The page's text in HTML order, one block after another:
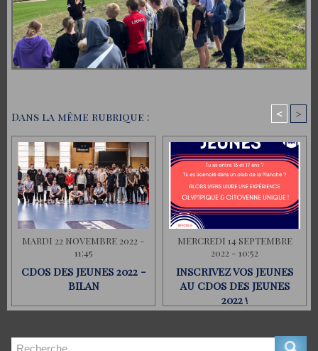
Dans la même rubrique : < >
MARDI 22 NOVEMBRE 2022 -
11:45
CDOS DES JEUNES 2022 -
BILAN
MERCREDI 14 SEPTEMBRE
2022 - 10:52
INSCRIVEZ VOS JEUNES
AU CDOS DES JEUNES
2022 !